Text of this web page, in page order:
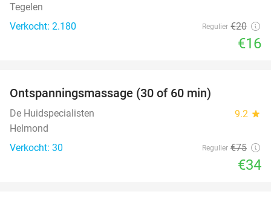
Tegelen
Verkocht: 2.180
Regulier €20
€16
Ontspanningsmassage (30 of 60 min)
De Huidspecialisten 9.2 star
Helmond
Verkocht: 30
Regulier €75
€34